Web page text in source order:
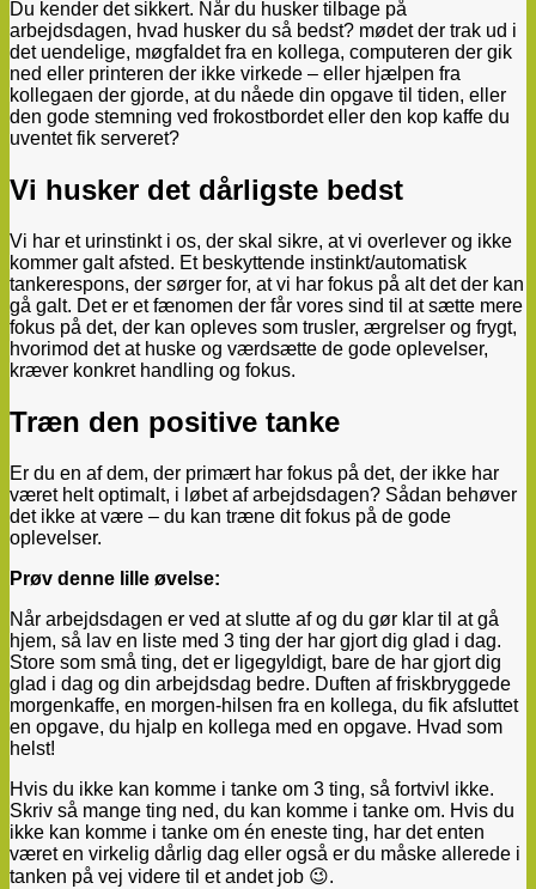
Du kender det sikkert. Når du husker tilbage på
arbejdsdagen, hvad husker du så bedst? mødet der trak ud i
det uendelige, møgfaldet fra en kollega, computeren der gik
ned eller printeren der ikke virkede – eller hjælpen fra
kollegaen der gjorde, at du nåede din opgave til tiden, eller
den gode stemning ved frokostbordet eller den kop kaffe du
uventet fik serveret?
Vi husker det dårligste bedst
Vi har et urinstinkt i os, der skal sikre, at vi overlever og ikke
kommer galt afsted. Et beskyttende instinkt/automatisk
tankerespons, der sørger for, at vi har fokus på alt det der kan
gå galt. Det er et fænomen der får vores sind til at sætte mere
fokus på det, der kan opleves som trusler, ærgrelser og frygt,
hvorimod det at huske og værdsætte de gode oplevelser,
kræver konkret handling og fokus.
Træn den positive tanke
Er du en af dem, der primært har fokus på det, der ikke har
været helt optimalt, i løbet af arbejdsdagen? Sådan behøver
det ikke at være – du kan træne dit fokus på de gode
oplevelser.
Prøv denne lille øvelse:
Når arbejdsdagen er ved at slutte af og du gør klar til at gå
hjem, så lav en liste med 3 ting der har gjort dig glad i dag.
Store som små ting, det er ligegyldigt, bare de har gjort dig
glad i dag og din arbejdsdag bedre. Duften af friskbryggede
morgenkaffe, en morgen-hilsen fra en kollega, du fik afsluttet
en opgave, du hjalp en kollega med en opgave. Hvad som
helst!
Hvis du ikke kan komme i tanke om 3 ting, så fortvivl ikke.
Skriv så mange ting ned, du kan komme i tanke om. Hvis du
ikke kan komme i tanke om én eneste ting, har det enten
været en virkelig dårlig dag eller også er du måske allerede i
tanken på vej videre til et andet job 😉.